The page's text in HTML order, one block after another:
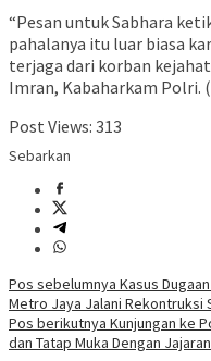
“Pesan untuk Sabhara
pahalanya itu luar biasa
terjaga dari korban
Imran, Kabaharkam Polri.
Post Views: 313
Sebarkan
Navigasi
pos
Pos sebelumnya Kasus
Metro Jaya Jalani Rekontruksi
Pos berikutnya Kunjungan ke
dan Tatap Muka Dengan